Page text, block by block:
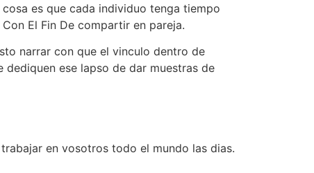
es que cada individuo tenga tiempo
El Fin De compartir en pareja.
narrar con que el vinculo dentro de
ese lapso de dar muestras de
en vosotros todo el mundo las dias.